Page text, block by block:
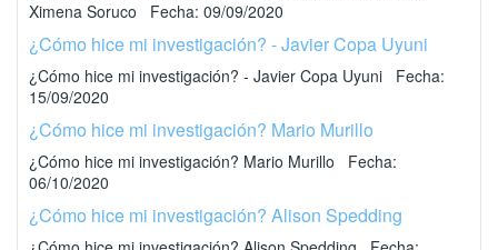
Ximena Soruco Fecha: 09/09/2020
¿Cómo hice mi investigación? - Javier Copa Uyuni
¿Cómo hice mi investigación? - Javier Copa Uyuni Fecha:
15/09/2020
¿Cómo hice mi investigación? Mario Murillo
¿Cómo hice mi investigación? Mario Murillo Fecha:
06/10/2020
¿Cómo hice mi investigación? Alison Spedding